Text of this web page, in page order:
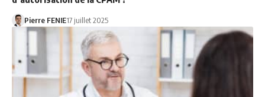
Pierre FENIE17 juillet 2025